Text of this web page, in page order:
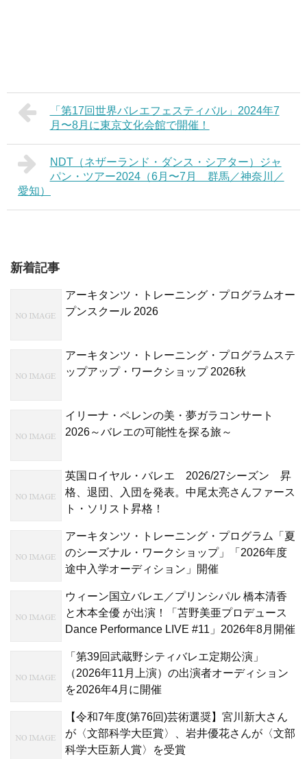
「第17回世界バレエフェスティバル」2024年7
月〜8月に東京文化会館で開催！
NDT（ネザーランド・ダンス・シアター）ジャ
パン・ツアー2024（6月〜7月 群馬／神奈川／
愛知）
新着記事
アーキタンツ・トレーニング・プログラムオー
プンスクール 2026
アーキタンツ・トレーニング・プログラムステ
ップアップ・ワークショップ 2026秋
イリーナ・ペレンの美・夢ガラコンサート
2026～バレエの可能性を探る旅～
英国ロイヤル・バレエ 2026/27シーズン 昇
格、退団、入団を発表。中尾太亮さんファース
ト・ソリスト昇格！
アーキタンツ・トレーニング・プログラム「夏
のシーズナル・ワークショップ」「2026年度
途中入学オーディション」開催
ウィーン国立バレエ／プリンシパル 橋本清香
と木本全優 が出演！「苫野美亜プロデュース
Dance Performance LIVE #11」2026年8月開催
「第39回武蔵野シティバレエ定期公演」
（2026年11月上演）の出演者オーディション
を2026年4月に開催
【令和7年度(第76回)芸術選奨】宮川新大さん
が〈文部科学大臣賞〉、岩井優花さんが〈文部
科学大臣新人賞〉を受賞